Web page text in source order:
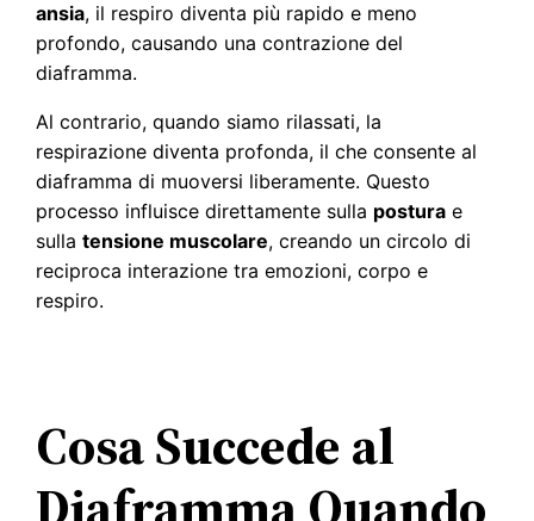
ansia, il respiro diventa più rapido e meno
profondo, causando una contrazione del
diaframma.
Al contrario, quando siamo rilassati, la
respirazione diventa profonda, il che consente al
diaframma di muoversi liberamente. Questo
processo influisce direttamente sulla postura e
sullatensione muscolare, creando un circolo di
reciproca interazione tra emozioni, corpo e
respiro.
Cosa Succede al